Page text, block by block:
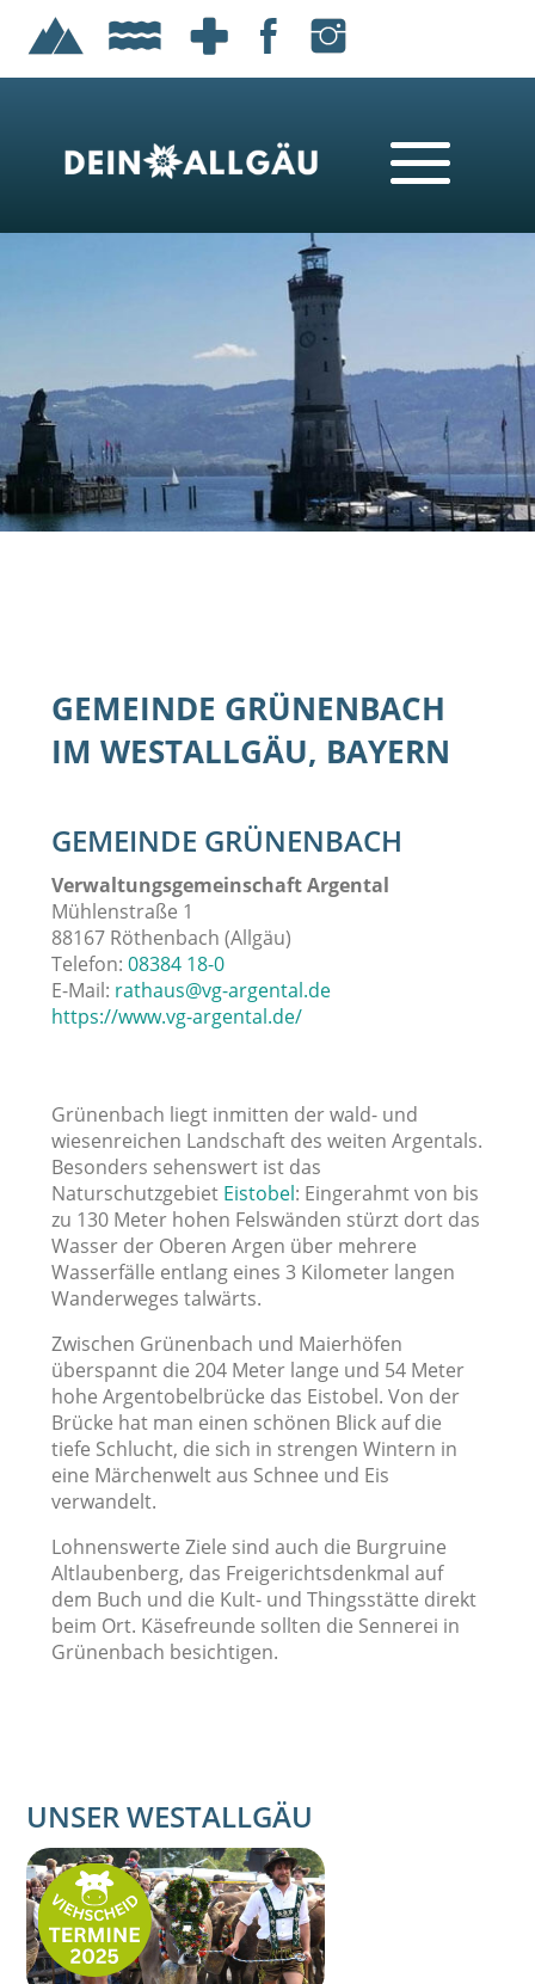
GEMEINDE GRÜNENBACH
IM WESTALLGÄU, BAYERN
GEMEINDE GRÜNENBACH
Verwaltungsgemeinschaft Argental
Mühlenstraße 1
88167 Röthenbach (Allgäu)
Telefon: 08384 18-0
E-Mail: rathaus@vg-argental.de
https://www.vg-argental.de/
Grünenbach liegt inmitten der wald- und
wiesenreichen Landschaft des weiten Argentals.
Besonders sehenswert ist das
Naturschutzgebiet Eistobel: Eingerahmt von bis
zu 130 Meter hohen Felswänden stürzt dort das
Wasser der Oberen Argen über mehrere
Wasserfälle entlang eines 3 Kilometer langen
Wanderweges talwärts.
Zwischen Grünenbach und Maierhöfen
überspannt die 204 Meter lange und 54 Meter
hohe Argentobelbrücke das Eistobel. Von der
Brücke hat man einen schönen Blick auf die
tiefe Schlucht, die sich in strengen Wintern in
eine Märchenwelt aus Schnee und Eis
verwandelt.
Lohnenswerte Ziele sind auch die Burgruine
Altlaubenberg, das Freigerichtsdenkmal auf
dem Buch und die Kult- und Thingsstätte direkt
beim Ort. Käsefreunde sollten die Sennerei in
Grünenbach besichtigen.
UNSER WESTALLGÄU